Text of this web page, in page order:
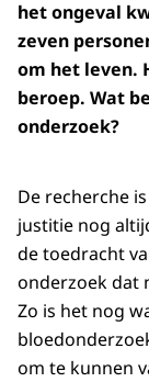
het ongeval
zeven
om het leven.
beroep. Wat
onderzoek?
De recherche
justitie nog
de toedracht
onderzoek dat
Zo is het nog
om te kunnen